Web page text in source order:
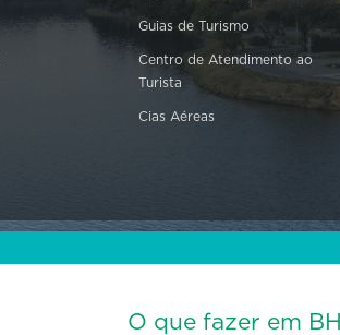
Guias de Turismo
Centro de Atendimento ao
Turista
Cias Aéreas
O que fazer em BH